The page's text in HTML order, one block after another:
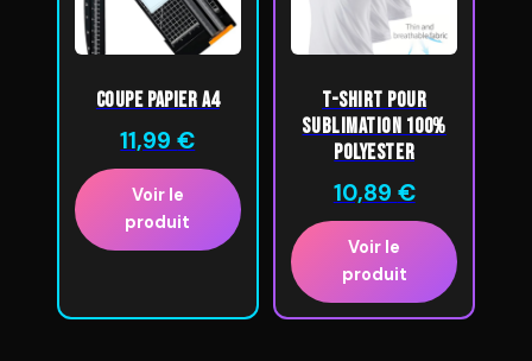
Coupe Papier A4
11,99€
Voir le
produit
T-shirt pour
sublimation 100%
Polyester
10,89 €
Voir le
produit